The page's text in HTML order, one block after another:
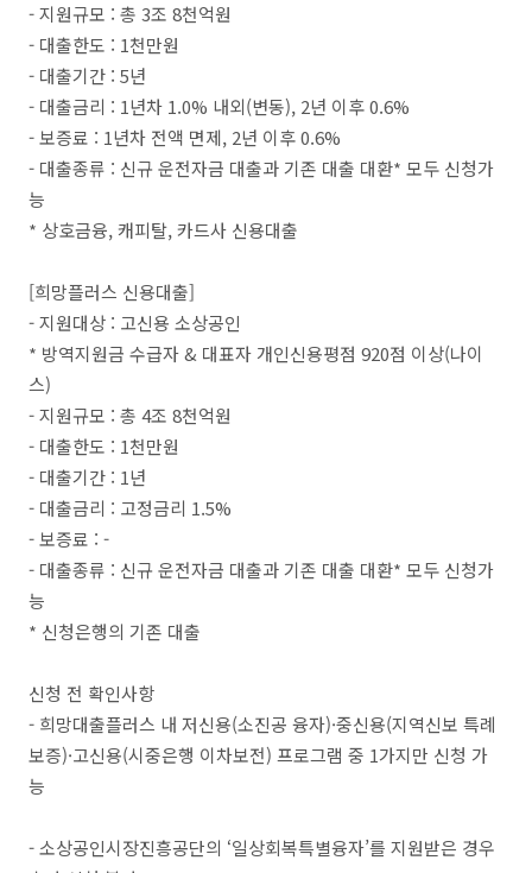
- 지원규모 : 총 3조 8천억원
- 대출한도 : 1천만원
- 대출기간 : 5년
- 대출금리 : 1년차 1.0% 내외(변동), 2년 이후 0.6%
- 보증료 : 1년차 전액 면제, 2년 이후 0.6%
- 대출종류 : 신규 운전자금 대출과 기존 대출 대환* 모두 신청가
능
* 상호금융, 캐피탈, 카드사 신용대출
[희망플러스 신용대출]
- 지원대상 : 고신용 소상공인
* 방역지원금 수급자 & 대표자 개인신용평점 920점 이상(나이
스)
- 지원규모 : 총 4조 8천억원
- 대출한도 : 1천만원
- 대출기간 : 1년
- 대출금리 : 고정금리 1.5%
- 보증료 : -
- 대출종류 : 신규 운전자금 대출과 기존 대출 대환* 모두 신청가
능
* 신청은행의 기존 대출
신청 전 확인사항
- 희망대출플러스 내 저신용(소진공 융자)·중신용(지역신보 특례
보증)·고신용(시중은행 이차보전) 프로그램 중 1가지만 신청 가
능
- 소상공인시장진흥공단의 ‘일상회복특별융자’를 지원받은 경우